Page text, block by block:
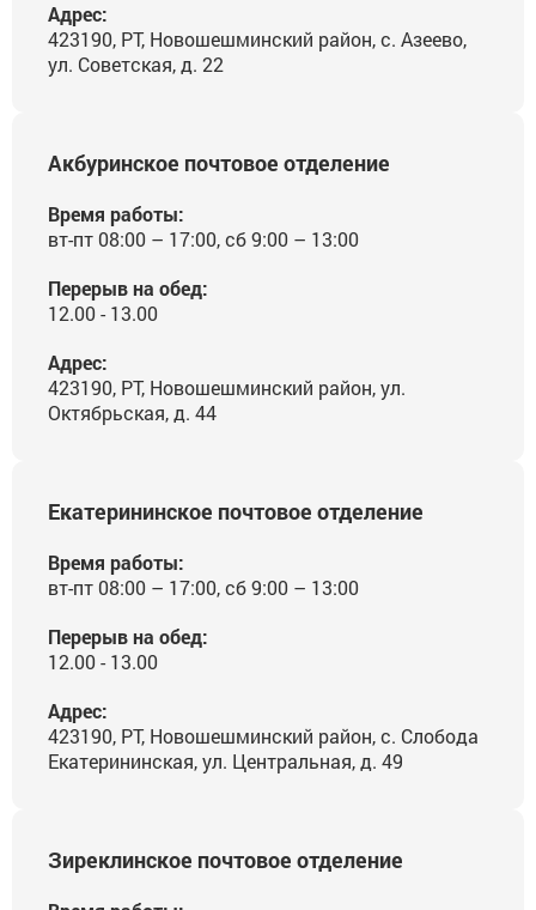
Адрес:
423190, РТ, Новошешминский район, с. Азеево,
ул. Советская, д. 22
Акбуринское почтовое отделение
Время работы:
вт-пт 08:00 – 17:00, сб 9:00 – 13:00
Перерыв на обед:
12.00 - 13.00
Адрес:
423190, РТ, Новошешминский район, ул.
Октябрьская, д. 44
Екатерининское почтовое отделение
Время работы:
вт-пт 08:00 – 17:00, сб 9:00 – 13:00
Перерыв на обед:
12.00 - 13.00
Адрес:
423190, РТ, Новошешминский район, с. Слобода
Екатерининская, ул. Центральная, д. 49
Зиреклинское почтовое отделение